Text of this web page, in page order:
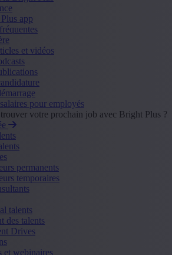
app
et vidéos
pour employés
votre prochain job avec Bright Plus ?
permanents
temporaires
talents
des talents
Drives
et webinaires